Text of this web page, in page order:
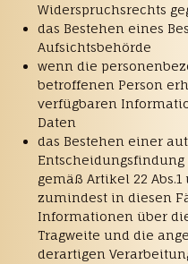
Widerspruchsrechts
das Bestehen eines
Aufsichtsbehörde
wenn die
betroffenen Person
verfügbaren
Daten
das Bestehen einer
gemäß Artikel 22 Abs.1
zumindest in diesen
Informationen über
Tragweite und die
derartigen